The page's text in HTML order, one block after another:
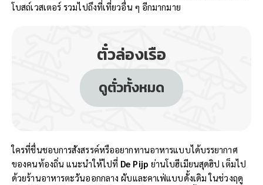
โบสถ์เวสเตอร์ รวมไปถึงที่เที่ยวอื่น ๆ อีกมากมาย
ตั๋วล่องเรือ
ดูตั๋วทั้งหมด
ใครที่ชื่นชอบการสังสรรค์หรืออยากทานอาหารแบบได้บรรยากาศ
ของคนท้องถิ่น แนะนำให้ไปที่ De Pijp ย่านโบฮีเมียนสุดฮิป เต็มไป
ด้วยร้านอาหารตะวันออกกลาง ผับและคาเฟ่แบบดั้งเดิม ในช่วงฤดู